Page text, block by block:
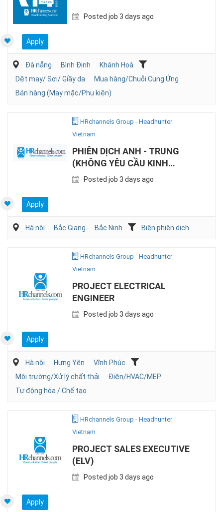
Posted job 3 days ago
Apply
Đà nẵng Bình Định
Khánh Hoà
Dệt may/ Sợi/ Giầy da
Mua hàng/Chuỗi Cung Ứng
Bán hàng (May mặc/Phụ kiện)
HRchannels Group - Headhunter
Vietnam
PHIÊN DỊCH ANH - TRUNG
(KHÔNG YÊU CẦU KINH
NGHIỆM)
Posted job 3 days ago
Apply
Hà nội Bắc Giang Bắc Ninh Biên phiên dịch
HRchannels Group - Headhunter
Vietnam
PROJECT ELECTRICAL
ENGINEER
Posted job 3 days ago
Apply
Hà nội Hưng Yên
Vĩnh Phúc
Môi trường/Xử lý chất thải
Điện/HVAC/MEP
Tự động hóa / Chế tạo
HRchannels Group - Headhunter
Vietnam
PROJECT SALES EXECUTIVE
(ELV)
Posted job 3 days ago
Apply